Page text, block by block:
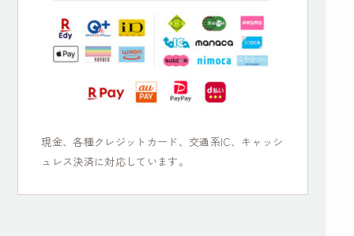
現金、各種クレジットカード、交通系IC、キャッシ
ュレス決済に対応しています。